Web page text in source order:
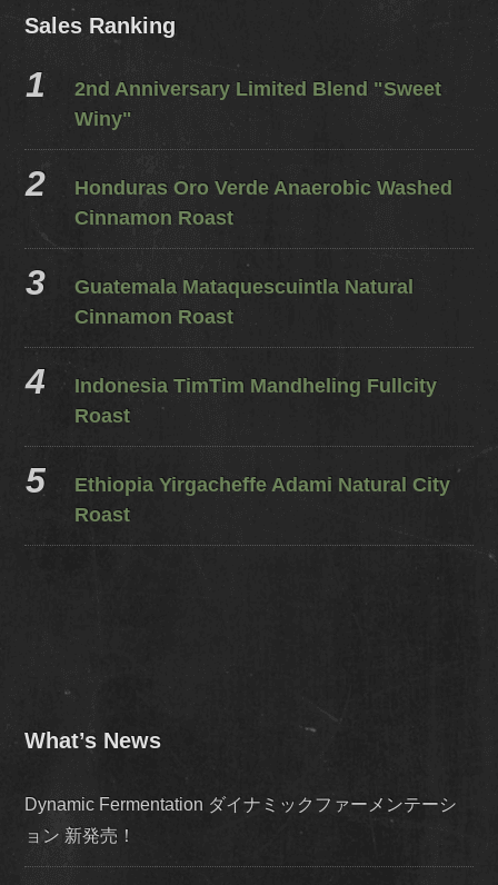
Sales Ranking
2nd Anniversary Limited Blend "Sweet
Winy"
Honduras Oro Verde Anaerobic Washed
Cinnamon Roast
Guatemala Mataquescuintla Natural
Cinnamon Roast
Indonesia TimTim Mandheling Fullcity
Roast
Ethiopia Yirgacheffe Adami Natural City
Roast
What’s News
Dynamic Fermentation ダイナミックファーメンテーシ
ョン 新発売！